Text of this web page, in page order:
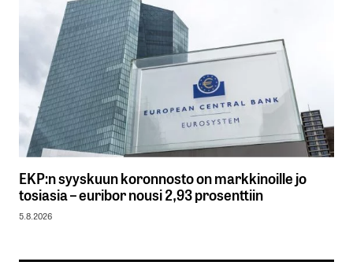
EKP:n syyskuun koronnosto on markkinoille jo
tosiasia – euribor nousi 2,93 prosenttiin
5.8.2026